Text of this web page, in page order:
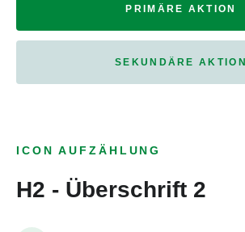
PRIMÄRE AKTION
SEKUNDÄRE AKTION
ICON AUFZÄHLUNG
H2 - Überschrift 2